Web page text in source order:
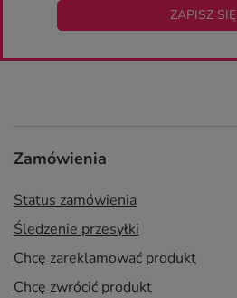
ZAPISZ SIĘ
Zamówienia
Status zamówienia
Śledzenie przesyłki
Chcę zareklamować produkt
Chcę zwrócić produkt